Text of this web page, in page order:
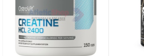
в
Вишлист